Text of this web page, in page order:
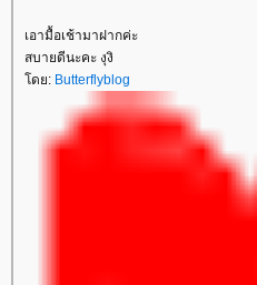
เอามื้อเช้ามาฝากค่ะ
สบายดีนะคะ งุงิ
ดย: Butterflyblog